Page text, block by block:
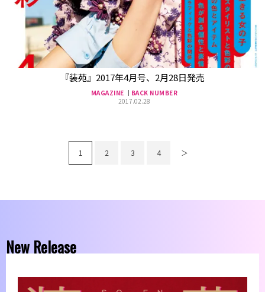
『装苑』2017年4月号、2月28日発売
MAGAZINE
BACK NUMBER
2017.02.28
1 2 3 4 ＞
New Release